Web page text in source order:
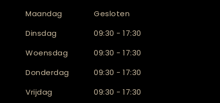
Maandag
Gesloten
Dinsdag
09:30 - 17:30
Woensdag
09:30 - 17:30
Donderdag
09:30 - 17:30
Vrijdag
09:30 - 17:30